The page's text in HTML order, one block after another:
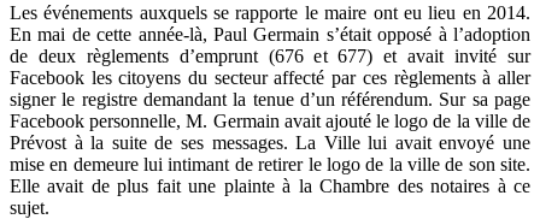
Les événements auxquels se rapporte le maire ont eu lieu en 2014.
En mai de cette année-là, Paul Germain s’était opposé à l’adoption
de deux règlements d’emprunt (676 et 677) et avait invité sur
Facebook les citoyens du secteur affecté par ces règlements à aller
signer le registre demandant la tenue d’un référendum. Sur sa page
Facebook personnelle, M. Germain avait ajouté le logo de la ville de
Prévost à la suite de ses messages. La Ville lui avait envoyé une
mise en demeure lui intimant de retirer le logo de la ville de son site.
Elle avait de plus fait une plainte à la Chambre des notaires à ce
sujet.